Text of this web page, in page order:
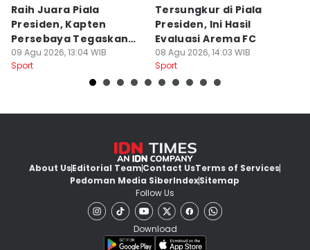
Raih Juara Piala
Presiden, Kapten
Persebaya Tegaskan
Punya Misi Besar
09 Agu 2026, 13:04 WIB
Sport
Tersungkur di Piala
Presiden, Ini Hasil
Evaluasi Arema FC
08 Agu 2026, 14:03 WIB
Sport
About UsEditorial TeamContact UsTerms of Services
Pedoman Media SiberIndexSitemap
Follow Us
Download